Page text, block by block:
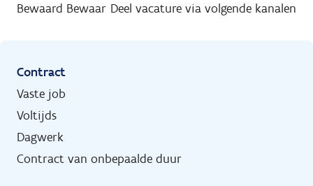
Bewaard Bewaar Deel vacature via volgende kanalen
Contract
Vaste job
Voltijds
Dagwerk
Contract van onbepaalde duur